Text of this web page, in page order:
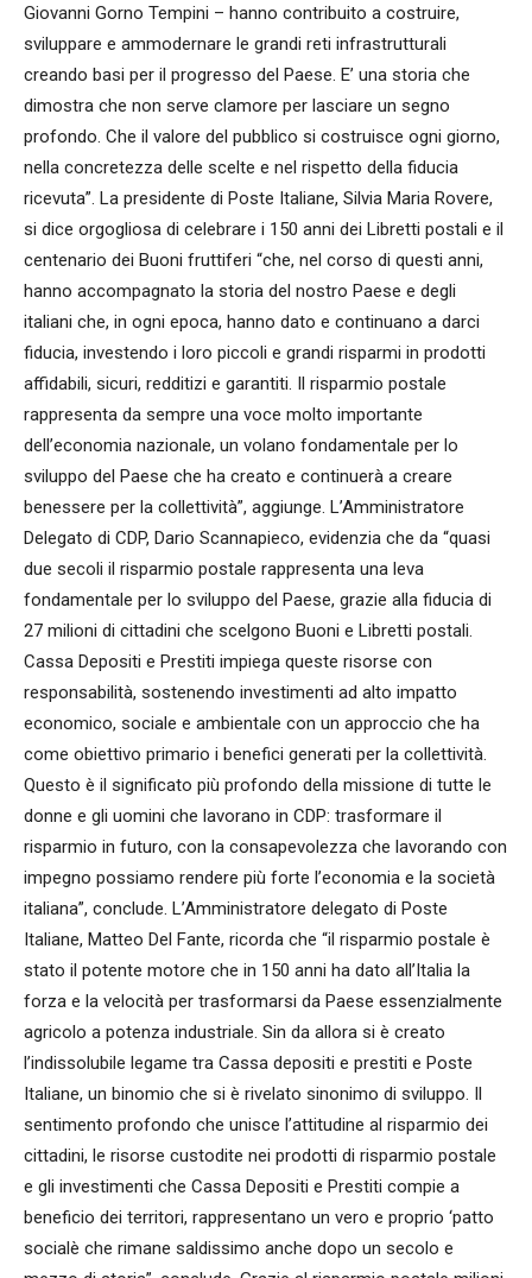
Giovanni Gorno Tempini – hanno contribuito a costruire,
sviluppare e ammodernare le grandi reti infrastrutturali
creando basi per il progresso del Paese. E’ una storia che
dimostra che non serve clamore per lasciare un segno
profondo. Che il valore del pubblico si costruisce ogni giorno,
nella concretezza delle scelte e nel rispetto della fiducia
ricevuta”. La presidente di Poste Italiane, Silvia Maria Rovere,
si dice orgogliosa di celebrare i 150 anni dei Libretti postali e il
centenario dei Buoni fruttiferi “che, nel corso di questi anni,
hanno accompagnato la storia del nostro Paese e degli
italiani che, in ogni epoca, hanno dato e continuano a darci
fiducia, investendo i loro piccoli e grandi risparmi in prodotti
affidabili, sicuri, redditizi e garantiti. Il risparmio postale
rappresenta da sempre una voce molto importante
dell’economia nazionale, un volano fondamentale per lo
sviluppo del Paese che ha creato e continuerà a creare
benessere per la collettività”, aggiunge. L’Amministratore
Delegato di CDP, Dario Scannapieco, evidenzia che da “quasi
due secoli il risparmio postale rappresenta una leva
fondamentale per lo sviluppo del Paese, grazie alla fiducia di
27 milioni di cittadini che scelgono Buoni e Libretti postali.
Cassa Depositi e Prestiti impiega queste risorse con
responsabilità, sostenendo investimenti ad alto impatto
economico, sociale e ambientale con un approccio che ha
come obiettivo primario i benefici generati per la collettività.
Questo è il significato più profondo della missione di tutte le
donne e gli uomini che lavorano in CDP: trasformare il
risparmio in futuro, con la consapevolezza che lavorando con
impegno possiamo rendere più forte l’economia e la società
italiana”, conclude. L’Amministratore delegato di Poste
Italiane, Matteo Del Fante, ricorda che “il risparmio postale è
stato il potente motore che in 150 anni ha dato all’Italia la
forza e la velocità per trasformarsi da Paese essenzialmente
agricolo a potenza industriale. Sin da allora si è creato
l’indissolubile legame tra Cassa depositi e prestiti e Poste
Italiane, un binomio che si è rivelato sinonimo di sviluppo. Il
sentimento profondo che unisce l’attitudine al risparmio dei
cittadini, le risorse custodite nei prodotti di risparmio postale
e gli investimenti che Cassa Depositi e Prestiti compie a
beneficio dei territori, rappresentano un vero e proprio ‘patto
socialè che rimane saldissimo anche dopo un secolo e